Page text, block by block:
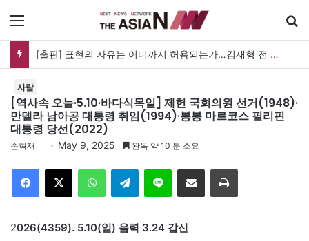
메뉴
[출판] 표현의 자유는 어디까지 허용되는가…김재형 전 대법관 ‘언론과 인격권’
사람
[역사속 오늘·5.10·바다식목일] 제헌 국회의원 선거(1948)·
만델라 남아공 대통령 취임(1994)·봉봉 마르코스 필리핀
대통령 당선(2022)
손혁재 May 9, 2025 완독 약 10 분 소요
Facebook
X WhatsAppTelegramLine 이메일 인쇄
2026(4359). 5.10(일) 음력 3.24 갑신